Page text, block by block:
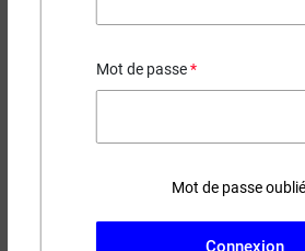
Mot de passe
Mot de passe
Connexion
(10
19,90 €
EN STOCK
Contenance